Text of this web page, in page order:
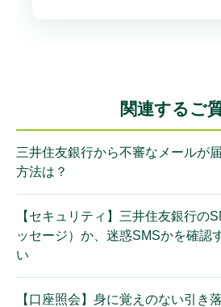
関連するご
三井住友銀行から不審なメールが
方法は？
【セキュリティ】三井住友銀行の
ッセージ）か、迷惑SMSかを確認
い
【口座照会】身に覚えのない引き